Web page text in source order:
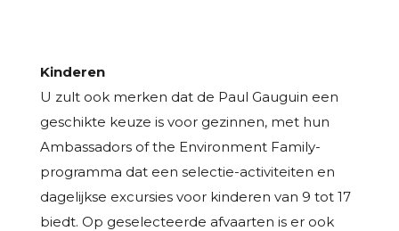
Kinderen
U zult ook merken dat de Paul Gauguin een
geschikte keuze is voor gezinnen, met hun
Ambassadors of the Environment Family-
programma dat een selectie-activiteiten en
dagelijkse excursies voor kinderen van 9 tot 17
biedt. Op geselecteerde afvaarten is er ook